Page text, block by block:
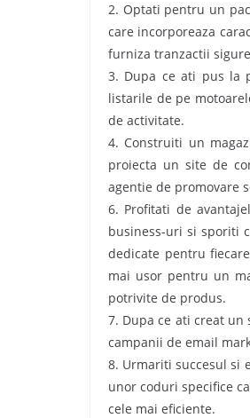
2. Optati pentru un
care incorporeaza
furniza tranzactii
3. Dupa ce ati pus la
listarile de pe
de activitate.
4. Construiti un
proiecta un site de
agentie de promovare
6. Profitati de
business-uri si sporiti
dedicate pentru
mai usor pentru un
potrivite de produs.
7. Dupa ce ati creat un
campanii de email
8. Urmariti succesul si
unor coduri specifice
cele mai eficiente.